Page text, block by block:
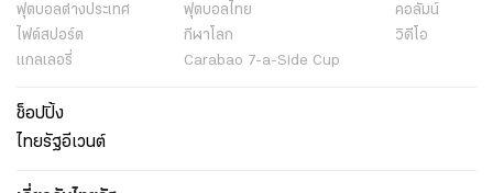
ฟุตบอลต่่างประเทศ ฟุตบอลไทย
คอลัมน์
ไฟต์สปอร์ต
กีฬาโลก
วิดีโอ
แกลเลอรี่
Carabao 7-a-Side Cup
ช็อปปิ้ง
ไทยรัฐอีเวนต์